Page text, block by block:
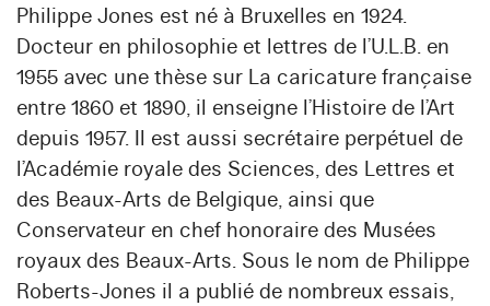
Philippe Jones est né à Bruxelles en 1924.
Docteur en philosophie et lettres de l’U.L.B. en
1955 avec une thèse sur La caricature française
entre 1860 et 1890, il enseigne l’Histoire de l’Art
depuis 1957. Il est aussi secrétaire perpétuel de
l’Académie royale des Sciences, des Lettres et
des Beaux-Arts de Belgique, ainsi que
Conservateur en chef honoraire des Musées
royaux des Beaux-Arts. Sous le nom de Philippe
Roberts-Jones il a publié de nombreux essais,